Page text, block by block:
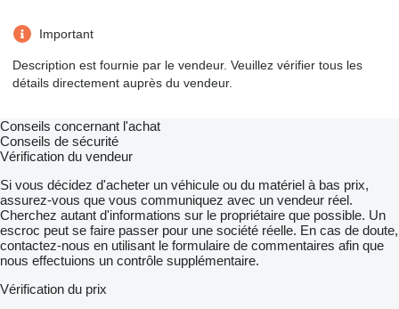
Important
Description est fournie par le vendeur. Veuillez vérifier tous les
détails directement auprès du vendeur.
Conseils concernant l'achat
Conseils de sécurité
Vérification du vendeur
Si vous décidez d'acheter un véhicule ou du matériel à bas prix,
assurez-vous que vous communiquez avec un vendeur réel.
Cherchez autant d'informations sur le propriétaire que possible. Un
escroc peut se faire passer pour une société réelle. En cas de doute,
contactez-nous en utilisant le formulaire de commentaires afin que
nous effectuions un contrôle supplémentaire.
Vérification du prix